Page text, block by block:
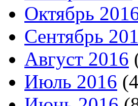
Октябрь
Сентябрь
Август 2016
Июль 2016